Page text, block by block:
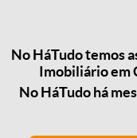
No HáTudo temos
Imobiliário em
No HáTudo há